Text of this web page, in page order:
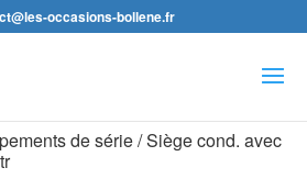
occasions-bollene.fr
de série / Siège cond. avec